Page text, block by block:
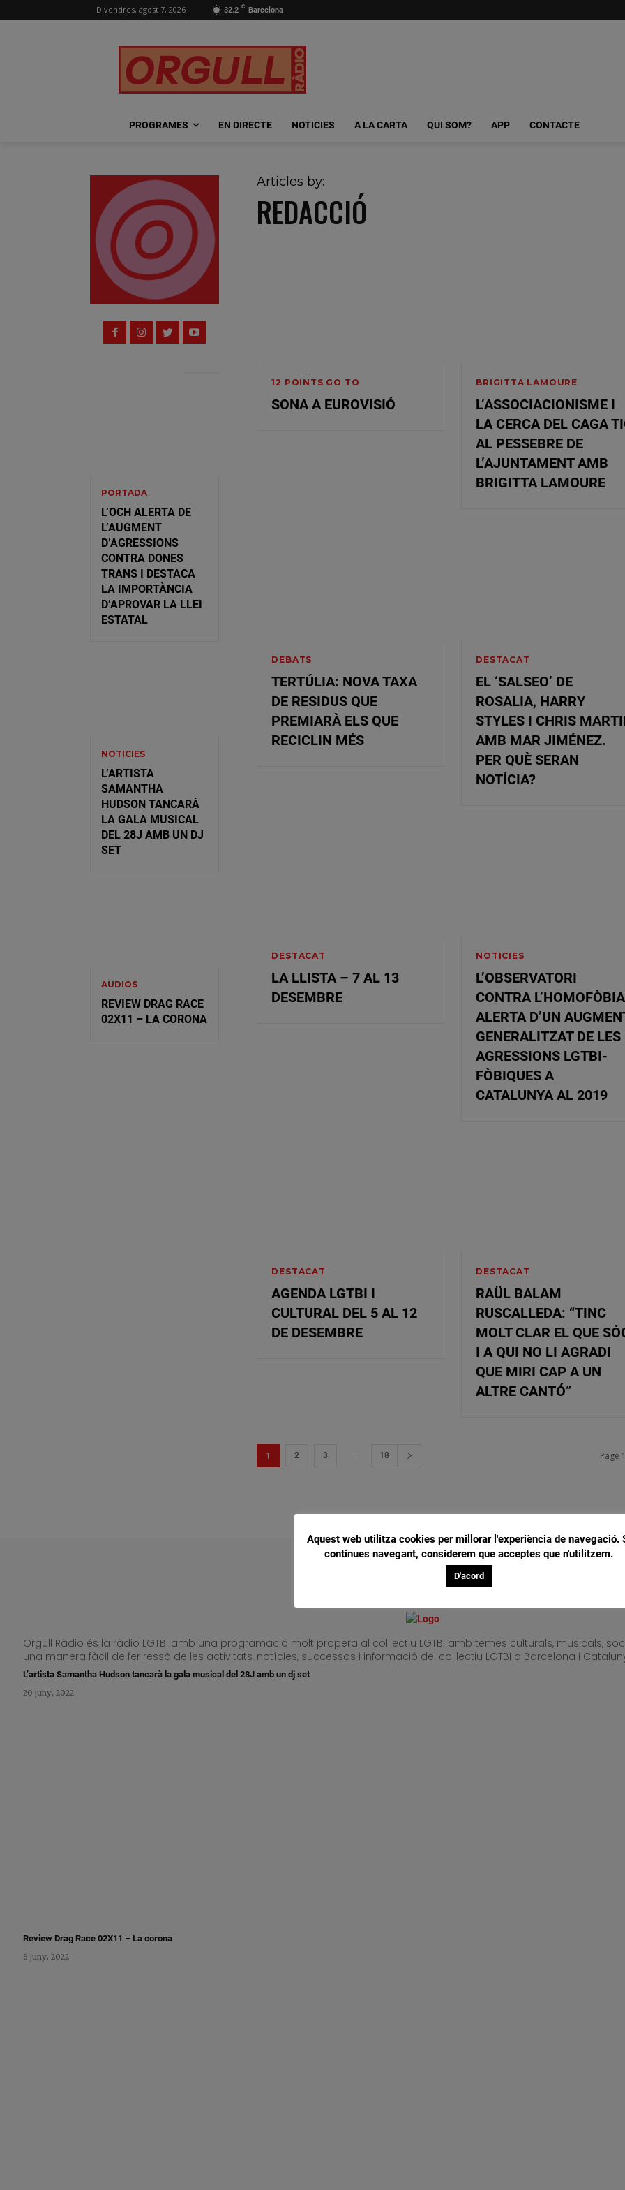
Divendres, agost 7, 2026 32.2 C Barcelona
PROGRAMES EN DIRECTE NOTICIES A LA CARTA QUI SOM? APP CONTACTE
PORTADA
L’OCH ALERTA DE
L’AUGMENT
D’AGRESSIONS
CONTRA DONES
TRANS I DESTACA
LA IMPORTÀNCIA
D’APROVAR LA LLEI
ESTATAL
NOTICIES
L’ARTISTA
SAMANTHA
HUDSON TANCARÀ
LA GALA MUSICAL
DEL 28J AMB UN DJ
SET
AUDIOS
REVIEW DRAG RACE
02X11 – LA CORONA
Articles by:
REDACCIÓ
12 POINTS GO TO
SONA A EUROVISIÓ
BRIGITTA LAMOURE
L’ASSOCIACIONISME I
LA CERCA DEL CAGA
AL PESSEBRE DE
L’AJUNTAMENT AMB
BRIGITTA LAMOURE
DEBATS
TERTÚLIA: NOVA TAXA
DE RESIDUS QUE
PREMIARÀ ELS QUE
RECICLIN MÉS
DESTACAT
EL ‘SALSEO’ DE
ROSALIA, HARRY
STYLES I CHRIS
AMB MAR JIMÉNEZ.
PER QUÈ SERAN
NOTÍCIA?
DESTACAT
LA LLISTA – 7 AL 13
DESEMBRE
NOTICIES
L’OBSERVATORI
CONTRA L’HOMOFÒBIA
ALERTA D’UN
GENERALITZAT DE LES
AGRESSIONS LGTBI-
FÒBIQUES A
CATALUNYA AL 2019
DESTACAT
AGENDA LGTBI I
CULTURAL DEL 5 AL 12
DE DESEMBRE
DESTACAT
RAÜL BALAM
RUSCALLEDA: “TINC
MOLT CLAR EL QUE
I A QUI NO LI AGRADI
QUE MIRI CAP A UN
ALTRE CANTÓ”
1 2 3 ... 18 Page
Orgull Ràdio és la ràdio LGTBI amb una programació molt propera al col·lectiu LGTBI amb temes culturals, musicals,
una manera fàcil de fer ressò de les activitats, notícies, successos i informació del col·lectiu LGTBI a Barcelona i
L’artista Samantha Hudson tancarà la gala musical del 28J amb un dj set
20 juny, 2022
Review Drag Race 02X11 – La corona
8 juny, 2022
Aquest web utilitza cookies per millorar l'experiència de navegació.
continues navegant, considerem que acceptes que n'utilitzem.
D'acord